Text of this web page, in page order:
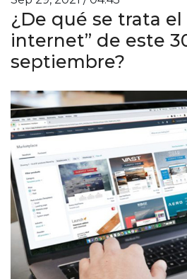
¿De qué se trata el
internet” de este
septiembre?